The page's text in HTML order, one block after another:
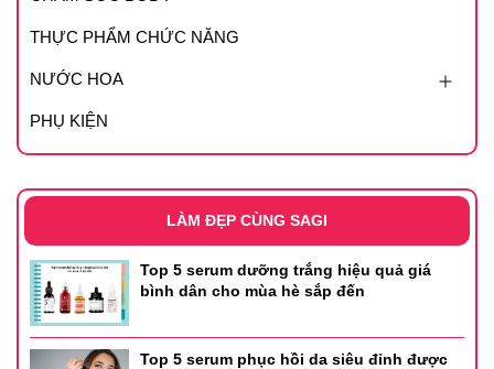
THỰC PHẨM CHỨC NĂNG
NƯỚC HOA
PHỤ KIỆN
LÀM ĐẸP CÙNG SAGI
Top 5 serum dưỡng trắng hiệu quả giá
bình dân cho mùa hè sắp đến
Top 5 serum phục hồi da siêu đỉnh được